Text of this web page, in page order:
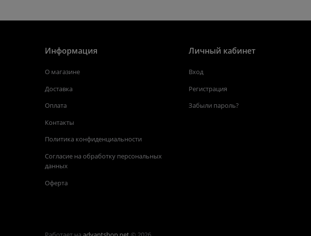
Информация
О магазине
Доставка
Оплата
Контакты
Политика конфиденциальности
Согласие на обработку персональных
данных
Оферта
Личный кабинет
Вход
Регистрация
Забыли пароль?